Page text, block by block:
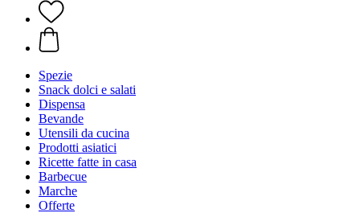
Spezie
Snack dolci e salati
Dispensa
Bevande
Utensili da cucina
Prodotti asiatici
Ricette fatte in casa
Barbecue
Marche
Offerte